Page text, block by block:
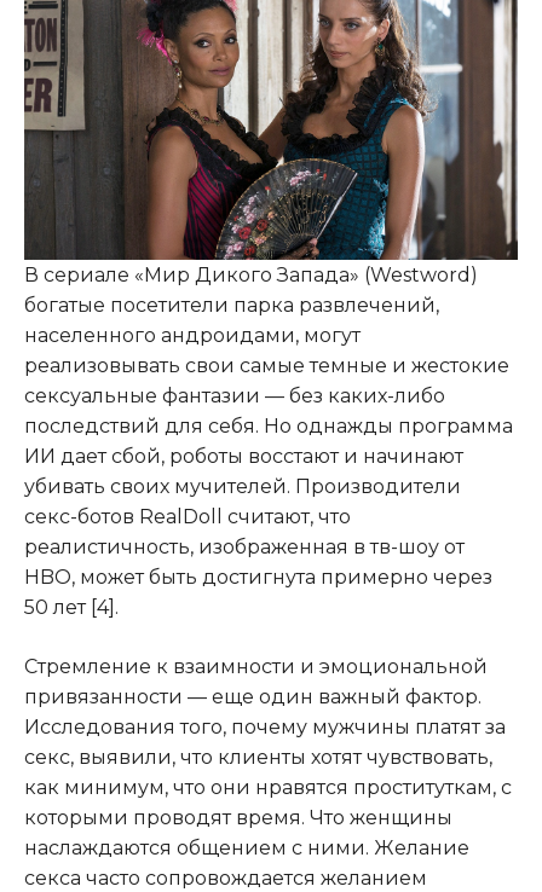
В сериале «Мир Дикого Запада» (Westword)
богатые посетители парка развлечений,
населенного андроидами, могут
реализовывать свои самые темные и жестокие
сексуальные фантазии — без каких-либо
последствий для себя. Но однажды программа
ИИ дает сбой, роботы восстают и начинают
убивать своих мучителей. Производители
секс-ботов RealDoll считают, что
реалистичность, изображенная в тв-шоу от
HBO, может быть достигнута примерно через
50 лет [4].
Стремление к взаимности и эмоциональной
привязанности — еще один важный фактор.
Исследования того, почему мужчины платят за
секс, выявили, что клиенты хотят чувствовать,
как минимум, что они нравятся проституткам, с
которыми проводят время. Что женщины
наслаждаются общением с ними. Желание
секса часто сопровождается желанием